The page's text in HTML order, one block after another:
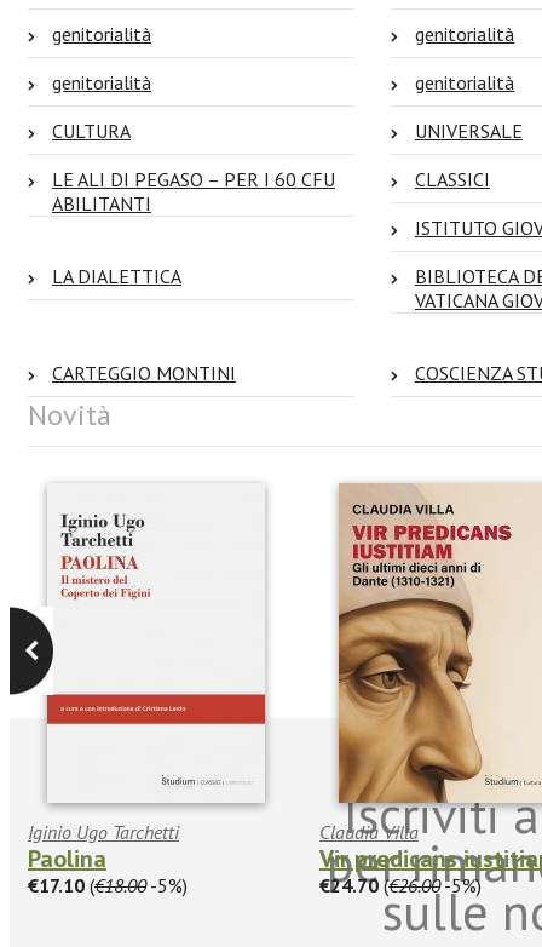
genitorialità
genitorialità
genitorialità
genitorialità
CULTURA
UNIVERSALE
LE ALI DI PEGASO – PER I 60 CFU
ABILITANTI
CLASSICI
ISTITUTO
LA DIALETTICA
BIBLIOTECA
VATICANA
CARTEGGIO MONTINI COSCIENZA
Novità
Iginio Ugo Tarchetti
Paolina
€17.10 (€18.00-5%)
Claudia Villa
Vir predicans
€24.70 (€26.00-5%)
Iscriviti
per
sulle